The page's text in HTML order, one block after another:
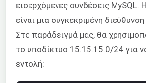
εισερχόμενες συνδέσεις MySQL.
είναι μια συγκεκριμένη
Στο παράδειγμά μας, θα
το υποδίκτυο 15.15.15.0/24 για
εντολή: